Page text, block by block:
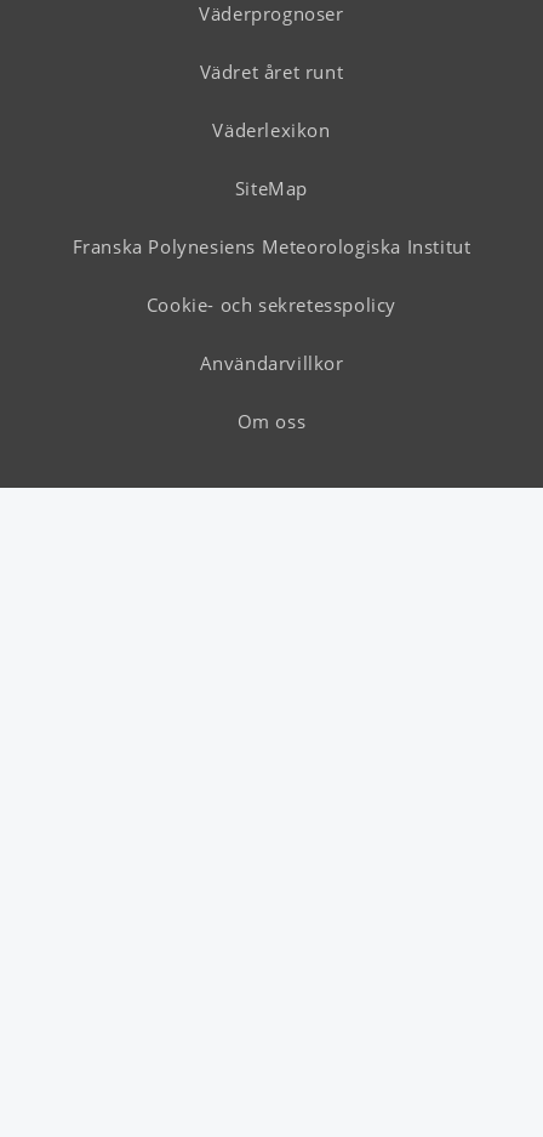
Väderprognoser
Vädret året runt
Väderlexikon
SiteMap
Franska Polynesiens Meteorologiska Institut
Cookie- och sekretesspolicy
Användarvillkor
Om oss